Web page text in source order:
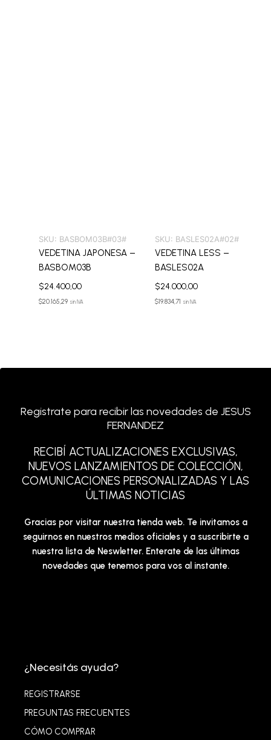
SKU: BASBOM03B#03#
VEDETINA JAPONESA –
BASBOM03B
$24.400,00
$20.165,29 sin IVA
SKU: BASLES02A#02#
VEDETINA LESS –
BASLES02A
$24.000,00
$19.834,71 sin IVA
Registrate para recibir las novedades de JESUS
FERNANDEZ
RECIBÍ ACTUALIZACIONES EXCLUSIVAS,
NUEVOS LANZAMIENTOS DE COLECCIÓN,
COMUNICACIONES PERSONALIZADAS Y LAS
ÚLTIMAS NOTICIAS
Gracias por visitar nuestra tienda web. Te invitamos a
seguirnos en nuestros medios oficiales y a suscribirte a
nuestra lista de Neswletter. Enterate de las últimas
novedades que tenemos para vos al instante.
¿Necesitás ayuda?
REGISTRARSE
PREGUNTAS FRECUENTES
CÓMO COMPRAR